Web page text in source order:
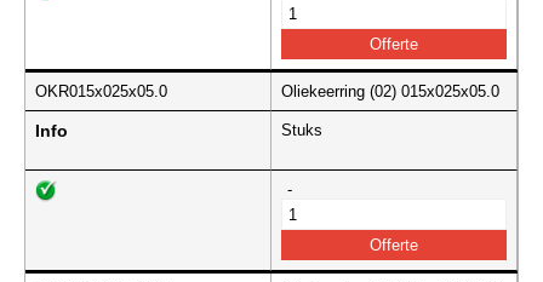
OKR015x025x05.0 Oliekeerring (02) 015x025x05.0
Info Stuks
-